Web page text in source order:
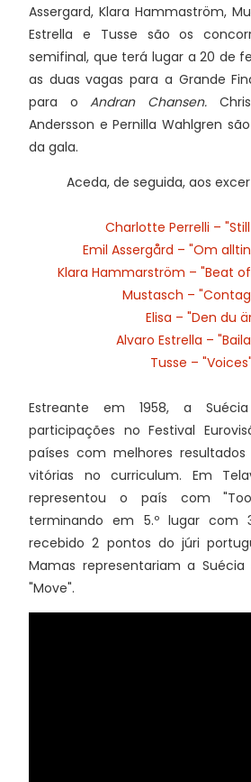
Assergard, Klara Hammaström,
Estrella e Tusse são os
semifinal, que terá lugar a 20 de
as duas vagas para a Grande
para oAndran Chansen.
Andersson e Pernilla Wahlgren
da gala.
Aceda, de seguida, aos
Charlotte Perrelli –
Emil Assergård – "Om
Klara Hammarström – "Beat
Mustasch –
Elisa – "Den du
Alvaro Estrella –
Tusse – "Voices"
Estreante em 1958, a
participações no Festival
países com melhores
vitórias no curriculum. Em
representou o país com
terminando em 5.º lugar com
recebido 2 pontos do júri
Mamas representariam a
"Move".